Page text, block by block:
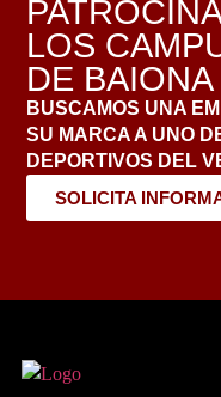
LOS
DE
BUSCAMOS UNA
SU MARCA A UNO
DEPORTIVOS DEL
SOLICITA